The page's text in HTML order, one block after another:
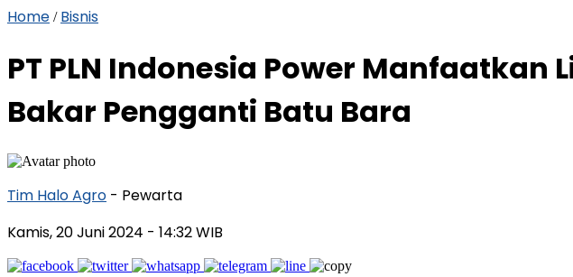
Home / Bisnis
PT PLN Indonesia Power Manfaatkan
Bakar Pengganti Batu Bara
Tim Halo Agro - Pewarta
Kamis, 20 Juni 2024 - 14:32 WIB